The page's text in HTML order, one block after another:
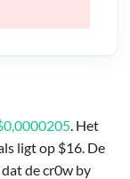
. Het
ligt op $16. De
de cr0w by